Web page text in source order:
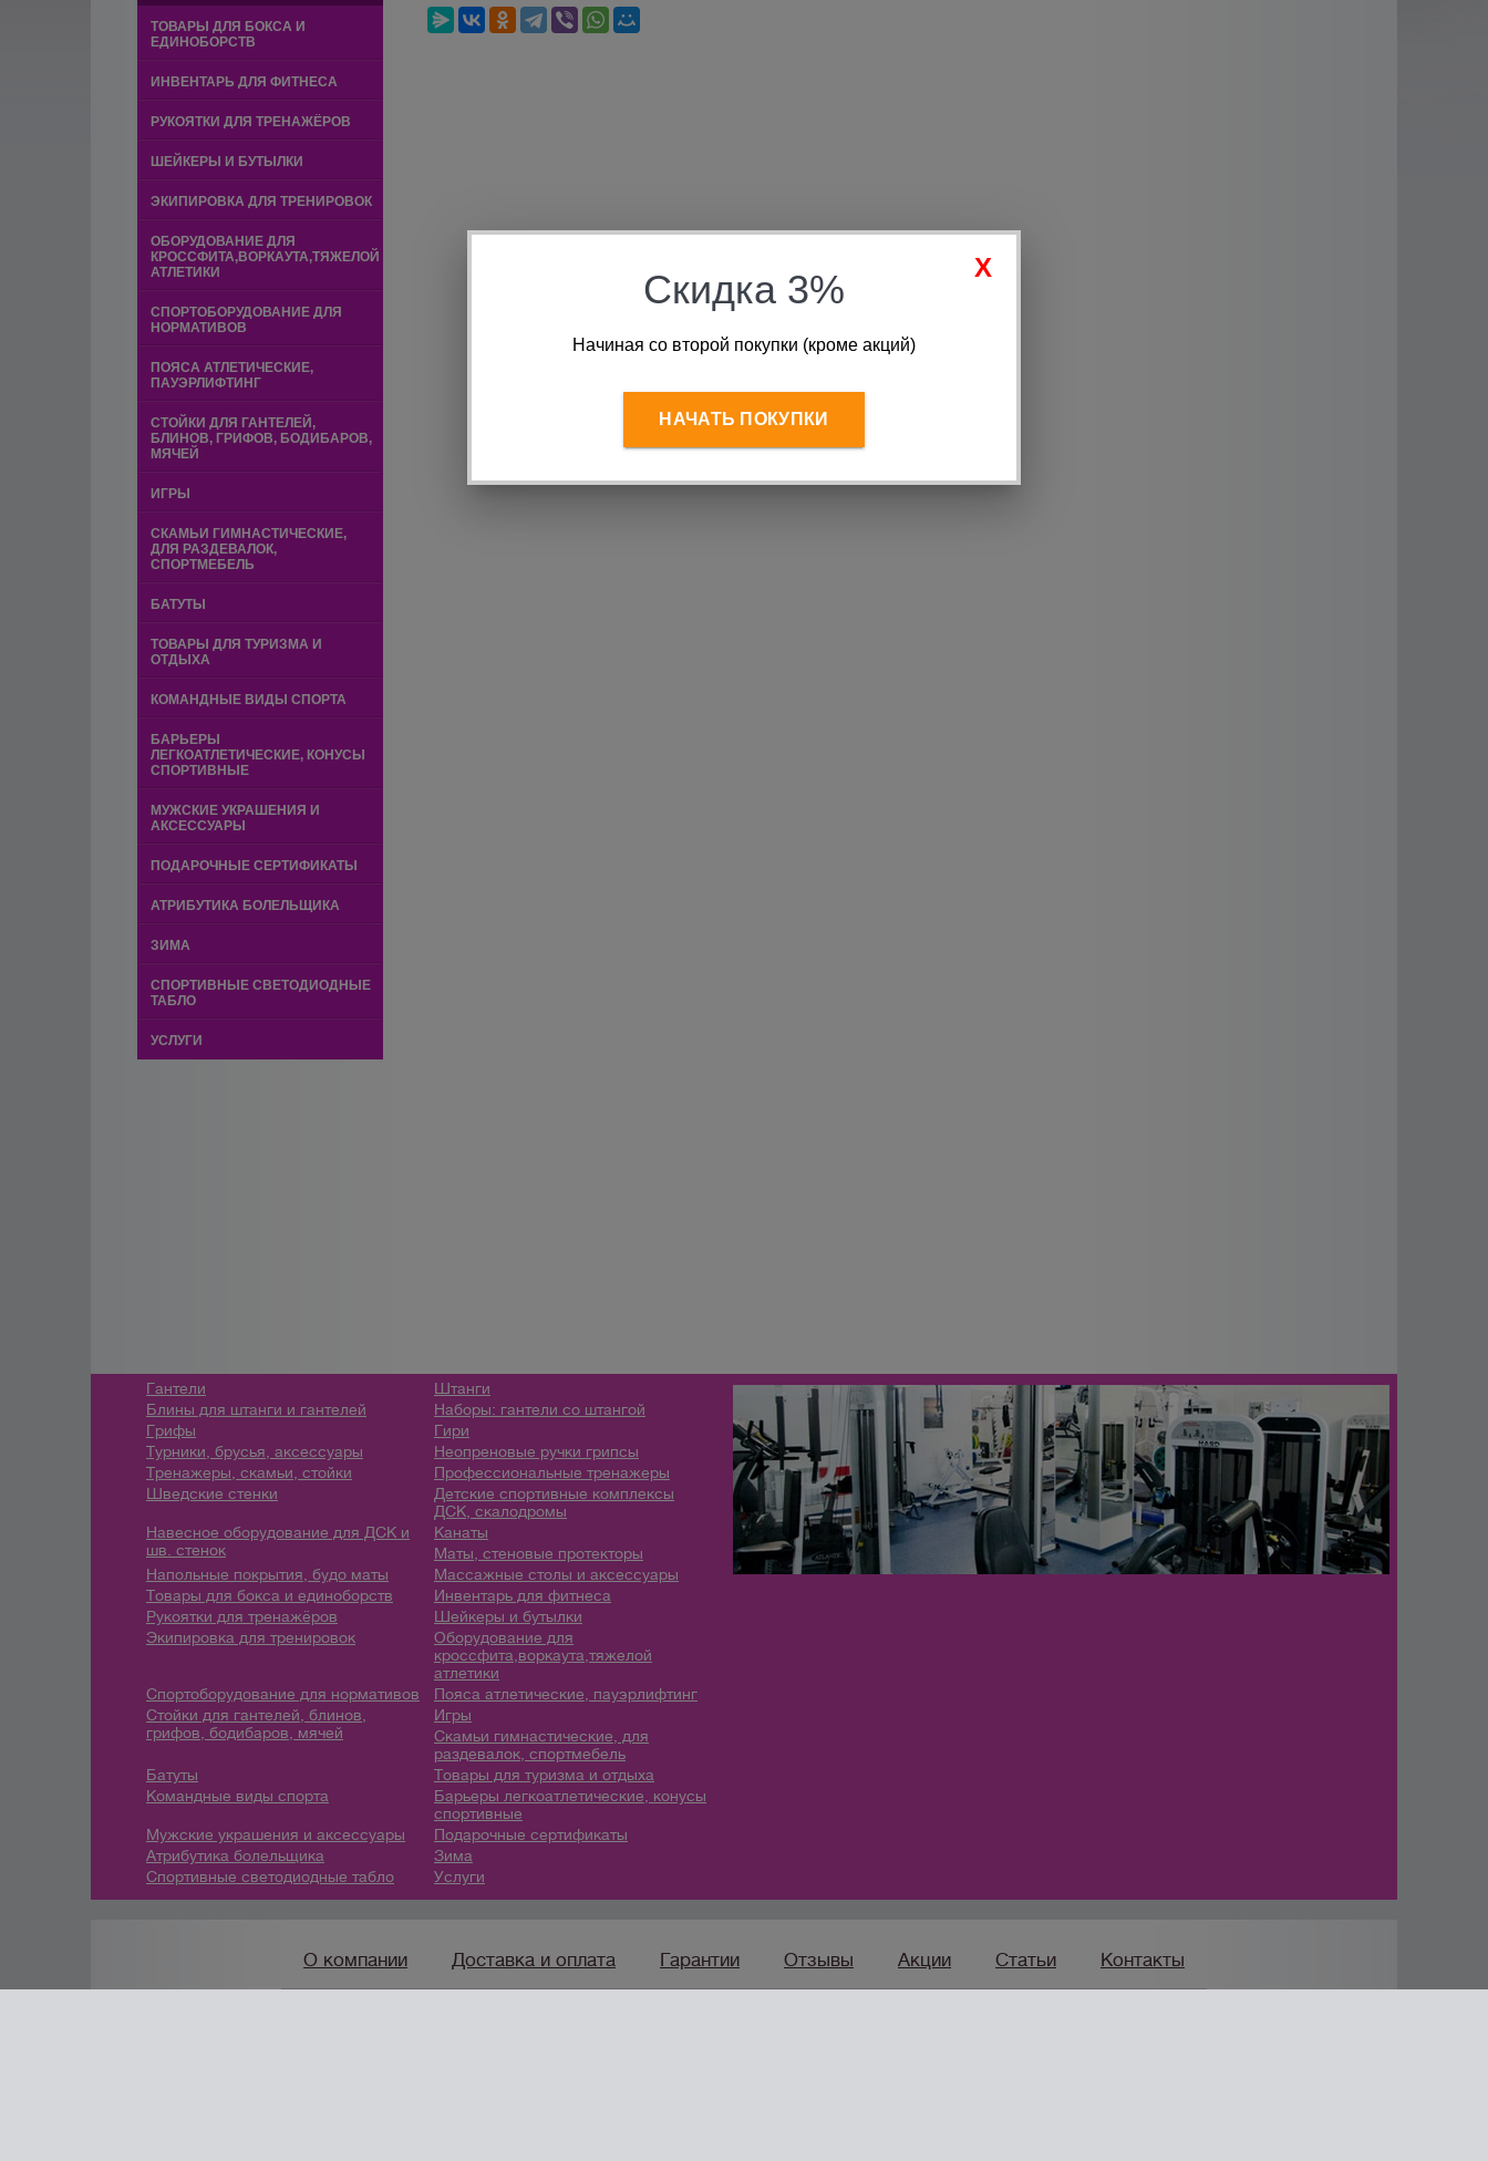
ТОВАРЫ ДЛЯ БОКСА И
ЕДИНОБОРСТВ
ИНВЕНТАРЬ ДЛЯ ФИТНЕСА
РУКОЯТКИ ДЛЯ ТРЕНАЖЁРОВ
ШЕЙКЕРЫ И БУТЫЛКИ
ЭКИПИРОВКА ДЛЯ ТРЕНИРОВОК
ОБОРУДОВАНИЕ ДЛЯ
КРОССФИТА,ВОРКАУТА,ТЯЖЕЛОЙ
АТЛЕТИКИ
СПОРТОБОРУДОВАНИЕ ДЛЯ
НОРМАТИВОВ
ПОЯСА АТЛЕТИЧЕСКИЕ,
ПАУЭРЛИФТИНГ
СТОЙКИ ДЛЯ ГАНТЕЛЕЙ,
БЛИНОВ, ГРИФОВ, БОДИБАРОВ,
МЯЧЕЙ
ИГРЫ
СКАМЬИ ГИМНАСТИЧЕСКИЕ,
ДЛЯ РАЗДЕВАЛОК,
СПОРТМЕБЕЛЬ
БАТУТЫ
ТОВАРЫ ДЛЯ ТУРИЗМА И
ОТДЫХА
КОМАНДНЫЕ ВИДЫ СПОРТА
БАРЬЕРЫ
ЛЕГКОАТЛЕТИЧЕСКИЕ, КОНУСЫ
СПОРТИВНЫЕ
МУЖСКИЕ УКРАШЕНИЯ И
АКСЕССУАРЫ
ПОДАРОЧНЫЕ СЕРТИФИКАТЫ
АТРИБУТИКА БОЛЕЛЬЩИКА
ЗИМА
СПОРТИВНЫЕ СВЕТОДИОДНЫЕ
ТАБЛО
УСЛУГИ
Гантели
Штанги
Блины для штанги и гантелей
Наборы: гантели со штангой
Грифы
Гири
Турники, брусья, аксессуары
Неопреновые ручки грипсы
Тренажеры, скамьи, стойки
Профессиональные тренажеры
Шведские стенки
Детские спортивные комплексы
ДСК, скалодромы
Навесное оборудование для ДСК и
шв. стенок
Канаты
Маты, стеновые протекторы
Напольные покрытия, будо маты
Массажные столы и аксессуары
Товары для бокса и единоборств
Инвентарь для фитнеса
Рукоятки для тренажёров
Шейкеры и бутылки
Экипировка для тренировок
Оборудование для
кроссфита,воркаута,тяжелой
атлетики
Спортоборудование для нормативов
Пояса атлетические, пауэрлифтинг
Стойки для гантелей, блинов,
грифов, бодибаров, мячей
Игры
Скамьи гимнастические, для
раздевалок, спортмебель
Батуты
Товары для туризма и отдыха
Командные виды спорта
Барьеры легкоатлетические, конусы
спортивные
Мужские украшения и аксессуары
Подарочные сертификаты
Атрибутика болельщика
Зима
Спортивные светодиодные табло
Услуги
О компании Доставка и оплата Гарантии Отзывы Акции Статьи Контакты
Скидка 3%
Начиная со второй покупки (кроме акций)
НАЧАТЬ ПОКУПКИ